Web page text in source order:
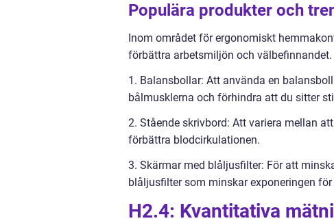
Populära produkter och
Inom området för ergonomiskt
förbättra arbetsmiljön och
1. Balansbollar: Att använda en
bålmusklerna och förhindra att du sitter
2. Stående skrivbord: Att variera mellan
förbättra blodcirkulationen.
3. Skärmar med blåljusfilter: För att
blåljusfilter som minskar exponeringen
H2.4: Kvantitativa